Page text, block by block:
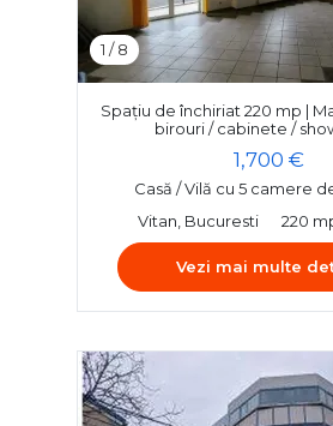
1 /8
Spațiu de închiriat 220 mp |
birouri / cabinete /
1,700 €
Casă / Vilă cu 5 camere
Vitan, Bucuresti
220
Vezi mai multe